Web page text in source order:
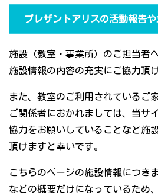
プレザントアリスの活動報告
施設（教室・事業所）のご担当者
施設情報の内容の充実にご協力頂
また、教室のご利用されているご
ご関係者におかれましては、当サ
協力をお願いしていることなど施
頂けますと幸いです。
こちらのページの施設情報につき
などの概要だけになっているため